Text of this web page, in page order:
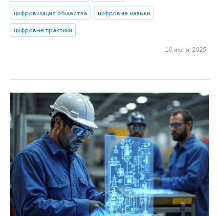
цифровизация общества
цифровые навыки
цифровые практики
10 июня 2025